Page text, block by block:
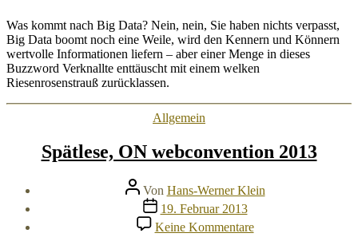
Was kommt nach Big Data? Nein, nein, Sie haben nichts verpasst,
Big Data boomt noch eine Weile, wird den Kennern und Könnern
wertvolle Informationen liefern – aber einer Menge in dieses
Buzzword Verknallte enttäuscht mit einem welken
Riesenrosenstrauß zurücklassen.
Kategorien
Allgemein
Spätlese, ON webconvention 2013
Beitragsautor
Von Hans-Werner Klein
Veröffentlichungsdatum
19. Februar 2013
Keine Kommentarezu
Spätlese,